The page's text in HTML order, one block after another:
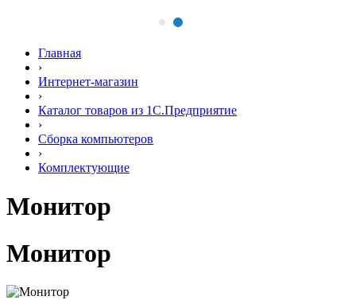
Главная
›
Интернет-магазин
›
Каталог товаров из 1С.Предприятие
›
Сборка компьютеров
›
Комплектующие
Монитор
Монитор